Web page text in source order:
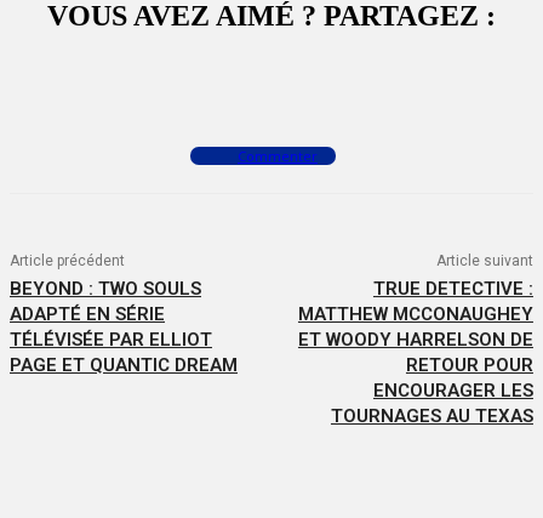
VOUS AVEZ AIMÉ ? PARTAGEZ :
Commenter
Article précédent
BEYOND : TWO SOULS
ADAPTÉ EN SÉRIE
TÉLÉVISÉE PAR ELLIOT
PAGE ET QUANTIC DREAM
Article suivant
TRUE DETECTIVE :
MATTHEW MCCONAUGHEY
ET WOODY HARRELSON DE
RETOUR POUR
ENCOURAGER LES
TOURNAGES AU TEXAS